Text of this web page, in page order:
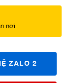
nơi
ZALO 2